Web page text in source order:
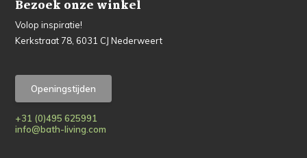
Bezoek onze winkel
Volop inspiratie!
Kerkstraat 78, 6031 CJ Nederweert
Openingstijden
+31 (0)495 625991
info@bath-living.com